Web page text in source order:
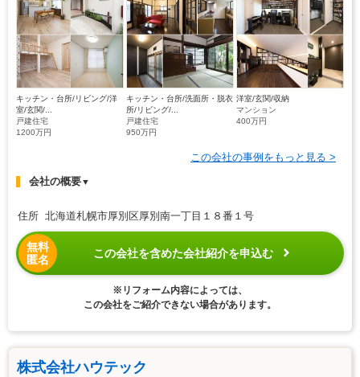
キッチン・台所/リビング/洋
室/玄関/...
戸建住宅
1200万円
キッチン・台所/洗面所・脱衣
所/リビング/...
戸建住宅
950万円
洋室/玄関/収納
マンション
400万円
この会社の事例をもっと見る >
会社の概要▼
住所 北海道札幌市厚別区厚別南一丁目１８番１号
無料
匿名
この会社を含めた会社紹介を申込む
※リフォーム内容によっては、
この会社をご紹介できない場合があります。
株式会社ハウテック